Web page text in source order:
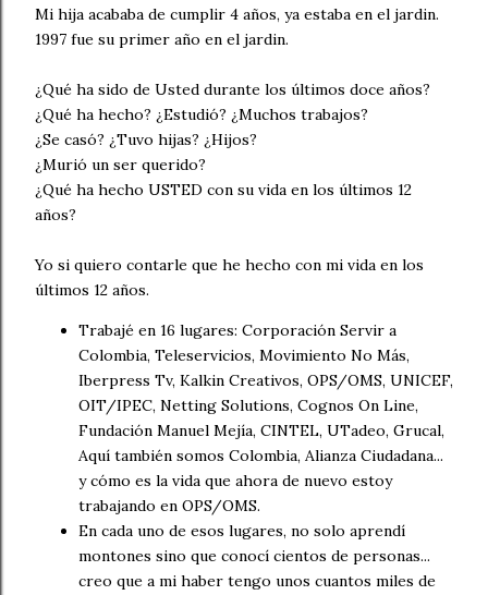
Mi hija acababa de cumplir 4 años, ya estaba en el jardin.
1997 fue su primer año en el jardin.
¿Qué ha sido de Usted durante los últimos doce años?
¿Qué ha hecho? ¿Estudió? ¿Muchos trabajos?
¿Se casó? ¿Tuvo hijas? ¿Hijos?
¿Murió un ser querido?
¿Qué ha hecho USTED con su vida en los últimos 12
años?
Yo si quiero contarle que he hecho con mi vida en los
últimos 12 años.
Trabajé en 16 lugares: Corporación Servir a
Colombia, Teleservicios, Movimiento No Más,
Iberpress Tv, Kalkin Creativos, OPS/OMS, UNICEF,
OIT/IPEC, Netting Solutions, Cognos On Line,
Fundación Manuel Mejía, CINTEL, UTadeo, Grucal,
Aquí también somos Colombia, Alianza Ciudadana...
y cómo es la vida que ahora de nuevo estoy
trabajando en OPS/OMS.
En cada uno de esos lugares, no solo aprendí
montones sino que conocí cientos de personas...
creo que a mi haber tengo unos cuantos miles de